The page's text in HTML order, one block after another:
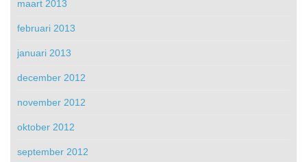
maart 2013
februari 2013
januari 2013
december 2012
november 2012
oktober 2012
september 2012